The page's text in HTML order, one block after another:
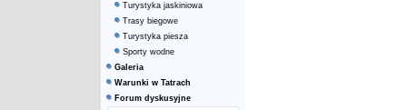
Turystyka jaskiniowa
Trasy biegowe
Turystyka piesza
Sporty wodne
Galeria
Warunki w Tatrach
Forum dyskusyjne